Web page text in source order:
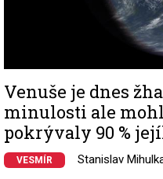
Venuše je dnes
minulosti ale
pokrývaly 90 %
VESMÍR Stanislav